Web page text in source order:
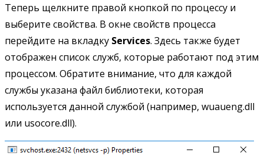
Теперь щелкните правой кнопкой по процессу и
выберите свойства. В окне свойств процесса
перейдите на вкладку Services. Здесь также будет
отображен список служб, которые работают под этим
процессом. Обратите внимание, что для каждой
службы указана файл библиотеки, которая
используется данной службой (например, wuaueng.dll
или usocore.dll).